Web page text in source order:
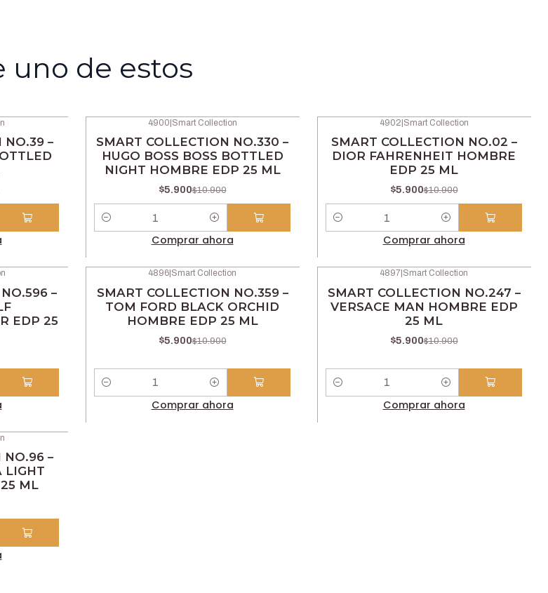
de estos
NO.39 –
4900 Smart Collection
SMART COLLECTION NO.330 –
HUGO BOSS BOSS BOTTLED
NIGHT HOMBRE EDP 25 ML
$5.900$10.900
Comprar ahora
4902 Smart Collection
SMART COLLECTION NO.02 –
DIOR FAHRENHEIT HOMBRE
EDP 25 ML
$5.900$10.900
Comprar ahora
–
EDP 25
4896 Smart Collection
SMART COLLECTION NO.359 –
TOM FORD BLACK ORCHID
HOMBRE EDP 25 ML
$5.900$10.900
Cantidad
Comprar ahora
4897 Smart Collection
SMART COLLECTION NO.247 –
VERSACE MAN HOMBRE EDP
25 ML
$5.900$10.900
Cantidad
Comprar ahora
NO.96 –
LIGHT
ML